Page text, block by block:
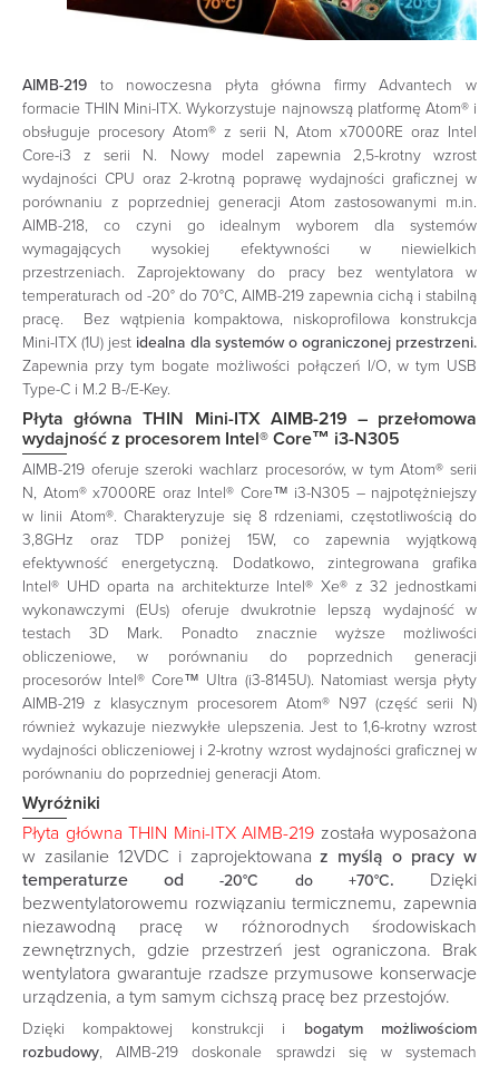
AIMB-219 to nowoczesna płyta główna firmy Advantech w
formacie THIN Mini-ITX. Wykorzystuje najnowszą platformę Atom® i
obsługuje procesory Atom® z serii N, Atom x7000RE oraz Intel
Core-i3 z serii N. Nowy model zapewnia 2,5-krotny wzrost
wydajności CPU oraz 2-krotną poprawę wydajności graficznej w
porównaniu z poprzedniej generacji Atom zastosowanymi m.in.
AIMB-218, co czyni go idealnym wyborem dla systemów
wymagających wysokiej efektywności w niewielkich
przestrzeniach. Zaprojektowany do pracy bez wentylatora w
temperaturach od -20° do 70°C, AIMB-219 zapewnia cichą i stabilną
pracę. Bez wątpienia kompaktowa, niskoprofilowa konstrukcja
Mini-ITX (1U) jest idealna dla systemów o ograniczonej przestrzeni.
Zapewnia przy tym bogate możliwości połączeń I/O, w tym USB
Type-C i M.2 B-/E-Key.
Płyta główna THIN Mini-ITX AIMB-219 – przełomowa
wydajność z procesorem Intel® Core™ i3-N305
AIMB-219 oferuje szeroki wachlarz procesorów, w tym Atom® serii
N, Atom® x7000RE oraz Intel® Core™ i3-N305 – najpotężniejszy
w linii Atom®. Charakteryzuje się 8 rdzeniami, częstotliwością do
3,8GHz oraz TDP poniżej 15W, co zapewnia wyjątkową
efektywność energetyczną. Dodatkowo, zintegrowana grafika
Intel® UHD oparta na architekturze Intel® Xe® z 32 jednostkami
wykonawczymi (EUs) oferuje dwukrotnie lepszą wydajność w
testach 3D Mark. Ponadto znacznie wyższe możliwości
obliczeniowe, w porównaniu do poprzednich generacji
procesorów Intel® Core™ Ultra (i3-8145U). Natomiast wersja płyty
AIMB-219 z klasycznym procesorem Atom® N97 (część serii N)
również wykazuje niezwykłe ulepszenia. Jest to 1,6-krotny wzrost
wydajności obliczeniowej i 2-krotny wzrost wydajności graficznej w
porównaniu do poprzedniej generacji Atom.
Wyróżniki
Płyta główna THIN Mini-ITX AIMB-219 została wyposażona
w zasilanie 12VDC i zaprojektowanaz myślą o pracy w
temperaturze od-20°C do +70°C. Dzięki
bezwentylatorowemu rozwiązaniu termicznemu, zapewnia
niezawodną pracę w różnorodnych środowiskach
zewnętrznych, gdzie przestrzeń jest ograniczona. Brak
wentylatora gwarantuje rzadsze przymusowe konserwacje
urządzenia, a tym samym cichszą pracę bez przestojów.
Dzięki kompaktowej konstrukcji i bogatym możliwościom
rozbudowy, AIMB-219 doskonale sprawdzi się w systemach